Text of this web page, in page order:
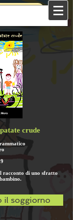
Page
crude
racconto di uno sfratto
il soggiorno